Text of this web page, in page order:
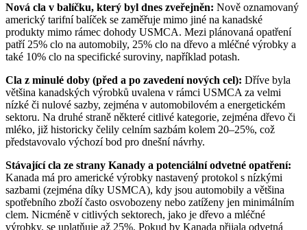
Nová cla v balíčku, který byl dnes zveřejněn: Nově oznamovaný
americký tarifní balíček se zaměřuje mimo jiné na kanadské
produkty mimo rámec dohody USMCA. Mezi plánovaná opatření
patří 25% clo na automobily, 25% clo na dřevo a mléčné výrobky a
také 10% clo na specifické suroviny, například potash.
Cla z minulé doby (před a po zavedení nových cel): Dříve byla
většina kanadských výrobků uvalena v rámci USMCA za velmi
nízké či nulové sazby, zejména v automobilovém a energetickém
sektoru. Na druhé straně některé citlivé kategorie, zejména dřevo či
mléko, již historicky čelily celním sazbám kolem 20–25%, což
představovalo výchozí bod pro dnešní návrhy.
Stávající cla ze strany Kanady a potenciální odvetné opatření:
Kanada má pro americké výrobky nastavený protokol s nízkými
sazbami (zejména díky USMCA), kdy jsou automobily a většina
spotřebního zboží často osvobozeny nebo zatíženy jen minimálním
clem. Nicméně v citlivých sektorech, jako je dřevo a mléčné
výrobky, se uplatňuje až 25%. Pokud by Kanada přijala odvetná